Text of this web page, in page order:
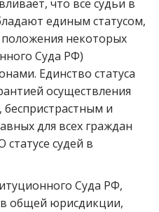
что все судьи в
единым статусом,
некоторых
Суда РФ)
Единство статуса
осуществления
и
для всех граждан
судей в
Суда РФ,
общей юрисдикции,